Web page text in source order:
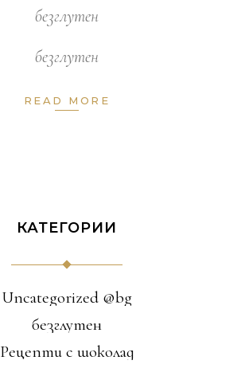
безглутен
безглутен
READ MORE
КАТЕГОРИИ
Uncategorized @bg
безглутен
Рецепти с шоколад